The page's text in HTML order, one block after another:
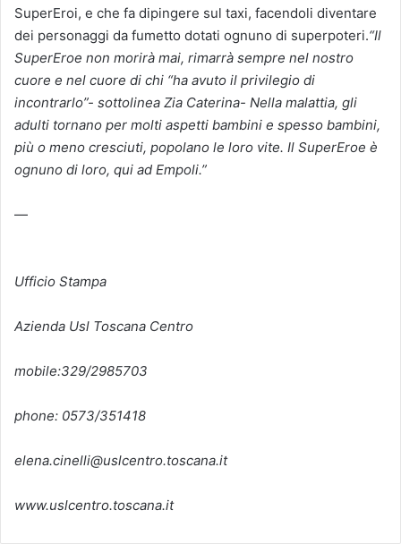
SuperEroi, e che fa dipingere sul taxi, facendoli diventare
dei personaggi da fumetto dotati ognuno di superpoteri.“Il
SuperEroe non morirà mai, rimarrà sempre nel nostro
cuore e nel cuore di chi “ha avuto il privilegio di
incontrarlo”- sottolinea Zia Caterina- Nella malattia, gli
adulti tornano per molti aspetti bambini e spesso bambini,
più o meno cresciuti, popolano le loro vite. Il SuperEroe è
ognuno di loro, qui ad Empoli.”
—
Ufficio Stampa
Azienda Usl Toscana Centro
mobile:329/2985703
phone: 0573/351418
elena.cinelli@uslcentro.toscana.it
www.uslcentro.toscana.it